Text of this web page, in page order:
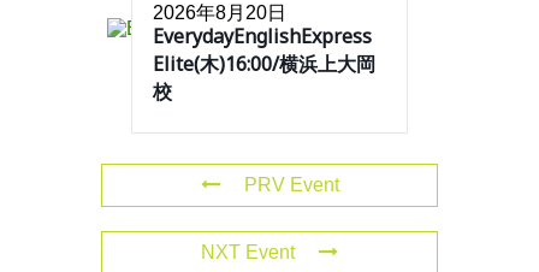
2026年8月20日
EverydayEnglishExpress
Elite(木)16:00/横浜上大岡
校
PRV Event
NXT Event